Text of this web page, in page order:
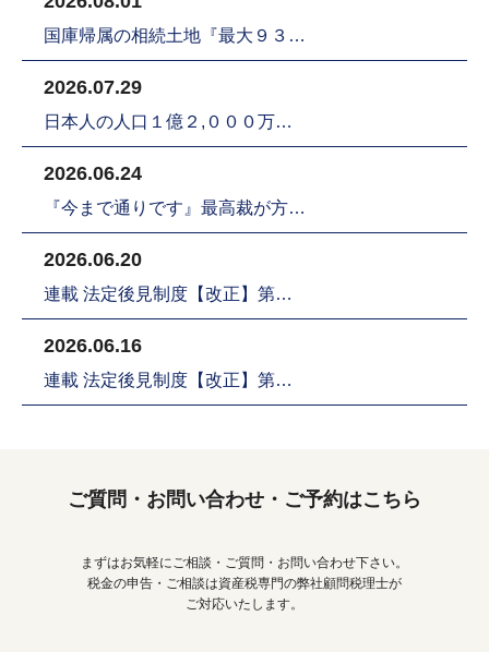
国庫帰属の相続土地『最大９３…
2026.07.29
日本人の人口１億２,０００万…
2026.06.24
『今まで通りです』最高裁が方…
2026.06.20
連載 法定後見制度【改正】第…
2026.06.16
連載 法定後見制度【改正】第…
ご質問・お問い合わせ・ご予約はこちら
まずはお気軽にご相談・ご質問・お問い合わせ下さい。
税金の申告・ご相談は資産税専門の弊社顧問税理士が
ご対応いたします。